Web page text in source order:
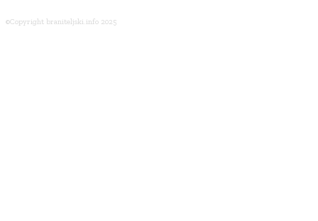
©Copyright braniteljski.info 2025